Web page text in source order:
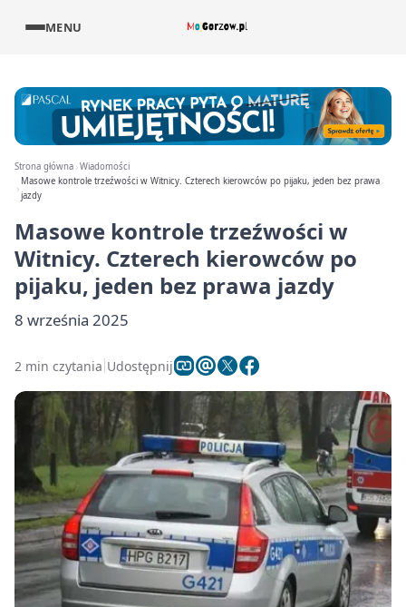
MENU
Strona główna Wiadomości
Masowe kontrole trzeźwości w Witnicy. Czterech kierowców po pijaku, jeden bez prawa
jazdy
Masowe kontrole trzeźwości w
Witnicy. Czterech kierowców po
pijaku, jeden bez prawa jazdy
8 września 2025
2 min czytania Udostępnij